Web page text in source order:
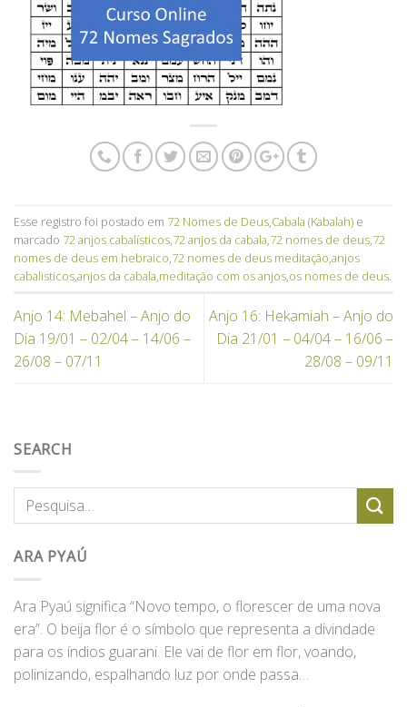
Esse registro foi postado em 72 Nomes de Deus,Cabala (Kabalah) e
marcado 72 anjos cabalísticos,72 anjos da cabala,72 nomes de deus,72
nomes de deus em hebraico,72 nomes de deus meditação,anjos
cabalisticos,anjos da cabala,meditação com os anjos,os nomes de deus.
Anjo 14: Mebahel – Anjo do
Dia 19/01 – 02/04 – 14/06 –
26/08 – 07/11
Anjo 16: Hekamiah – Anjo do
Dia 21/01 – 04/04 – 16/06 –
28/08 – 09/11
SEARCH
ARA PYAÚ
Ara Pyaú significa “Novo tempo, o florescer de uma nova
era”. O beija flor é o símbolo que representa a divindade
para os índios guarani. Ele vai de flor em flor, voando,
polinizando, espalhando luz por onde passa…